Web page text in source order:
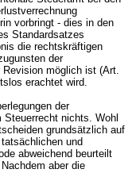
vorbringt - dies in den
Standardsatzes
die rechtskräftigen
der
Revision möglich ist (Art.
erachtet wird.
der
nichts. Wohl
grundsätzlich auf
und
abweichend beurteilt
aber die